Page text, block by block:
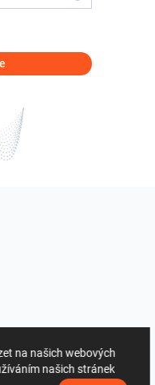
na našich webových
našich stránek